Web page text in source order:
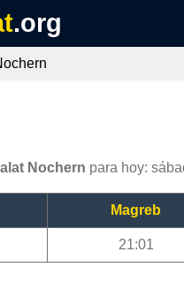
.org
Nochern para hoy:
Magreb
21:01